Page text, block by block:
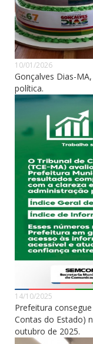
10/01/2026
Gonçalves Dias-
política.
14/10/2025
Prefeitura
Contas do Estado)
outubro de 2025.